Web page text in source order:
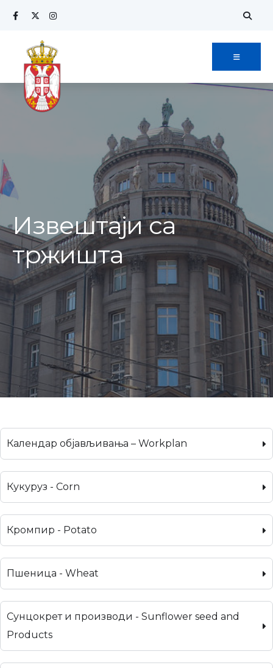
Извештаји са
тржишта
Календар објављивања – Workplan
Кукуруз - Corn
Кромпир - Potato
Пшеница - Wheat
Сунцокрет и производи - Sunflower seed and
Products